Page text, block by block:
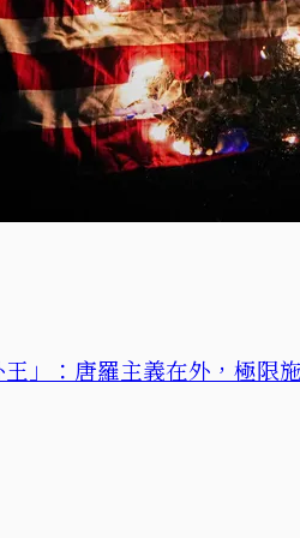
」：唐羅主義在外，極限